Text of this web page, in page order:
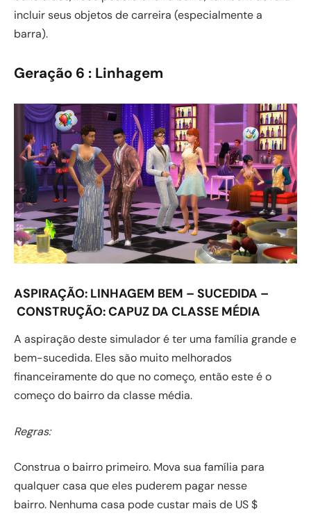
incluir seus objetos de carreira (especialmente a
barra).
Geração 6 : Linhagem
ASPIRAÇÃO: LINHAGEM BEM – SUCEDIDA –
CONSTRUÇÃO:CAPUZ DA CLASSE MÉDIA
A aspiração deste simulador é ter uma família grande e
bem-sucedida. Eles são muito melhorados
financeiramente do que no começo, então este é o
começo do bairro da classe média.
Regras:
Construa o bairro primeiro. Mova sua família para
qualquer casa que eles puderem pagar nesse
bairro. Nenhuma casa pode custar mais de US $